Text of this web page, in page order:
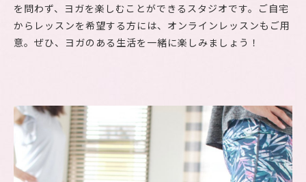
を問わず、ヨガを楽しむことができるスタジオです。ご自宅
からレッスンを希望する方には、オンラインレッスンもご用
意。ぜひ、ヨガのある生活を一緒に楽しみましょう！